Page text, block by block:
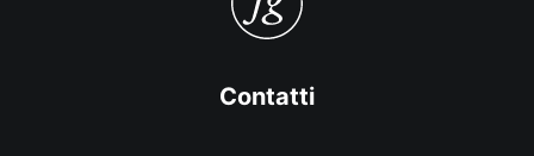
Contatti